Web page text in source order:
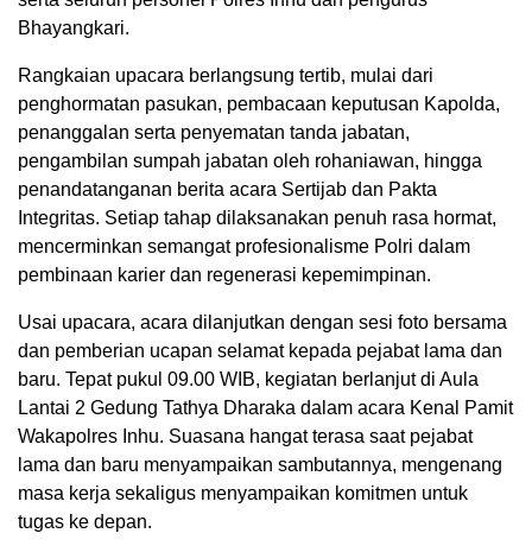
Bhayangkari.
Rangkaian upacara berlangsung tertib, mulai dari
penghormatan pasukan, pembacaan keputusan Kapolda,
penanggalan serta penyematan tanda jabatan,
pengambilan sumpah jabatan oleh rohaniawan, hingga
penandatanganan berita acara Sertijab dan Pakta
Integritas. Setiap tahap dilaksanakan penuh rasa hormat,
mencerminkan semangat profesionalisme Polri dalam
pembinaan karier dan regenerasi kepemimpinan.
Usai upacara, acara dilanjutkan dengan sesi foto bersama
dan pemberian ucapan selamat kepada pejabat lama dan
baru. Tepat pukul 09.00 WIB, kegiatan berlanjut di Aula
Lantai 2 Gedung Tathya Dharaka dalam acara Kenal Pamit
Wakapolres Inhu. Suasana hangat terasa saat pejabat
lama dan baru menyampaikan sambutannya, mengenang
masa kerja sekaligus menyampaikan komitmen untuk
tugas ke depan.